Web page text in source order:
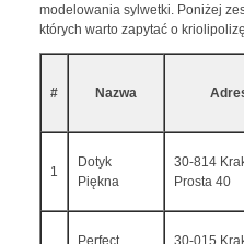
modelowania sylwetki. Poniżej
których warto zapytać o
# Nazwa
1
Dotyk
Piękna
30-814
Prosta 40
Perfect
30-015